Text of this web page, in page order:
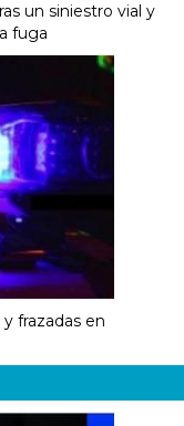
un siniestro vial y
fuga
frazadas en